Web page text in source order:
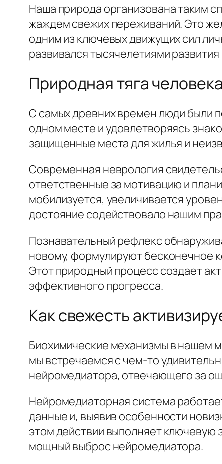
Наша природа организована таким
жаждем свежих переживаний. Это
одним из ключевых движущих сил
развивался тысячелетиями
Природная тяга
С самых древних времен люди были
одном месте и удовлетворяясь
защищенные места для жилья и
Современная неврология
ответственные за мотивацию и
мобилизуется, увеличивается
достояние содействовало нашим
Познавательный рефлекс
новому, формулируют бесконечное
Этот природный процесс создает
эффективного прогресса.
Как свежесть
Биохимические механизмы в нашем
мы встречаемся с чем-то
нейромедиатора, отвечающего за
Нейромедиаторная система
данные и, выявив особенности
этом действии выполняет
мощный выброс нейромедиатора.